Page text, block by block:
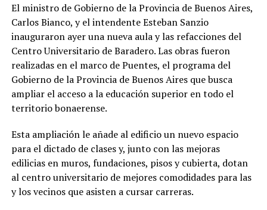
El ministro de Gobierno de la Provincia de Buenos Aires,
Carlos Bianco, y el intendente Esteban Sanzio
inauguraron ayer una nueva aula y las refacciones del
Centro Universitario de Baradero. Las obras fueron
realizadas en el marco de Puentes, el programa del
Gobierno de la Provincia de Buenos Aires que busca
ampliar el acceso a la educación superior en todo el
territorio bonaerense.
Esta ampliación le añade al edificio un nuevo espacio
para el dictado de clases y, junto con las mejoras
edilicias en muros, fundaciones, pisos y cubierta, dotan
al centro universitario de mejores comodidades para las
y los vecinos que asisten a cursar carreras.